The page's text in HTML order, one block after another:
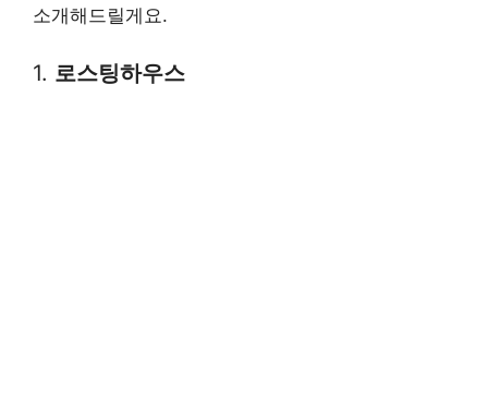
소개해드릴게요.
1. 로스팅하우스